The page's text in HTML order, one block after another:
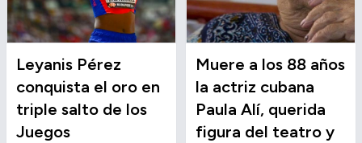
Leyanis Pérez
conquista el oro en
triple salto de los
Juegos
Muere a los 88 años
la actriz cubana
Paula Alí, querida
figura del teatro y